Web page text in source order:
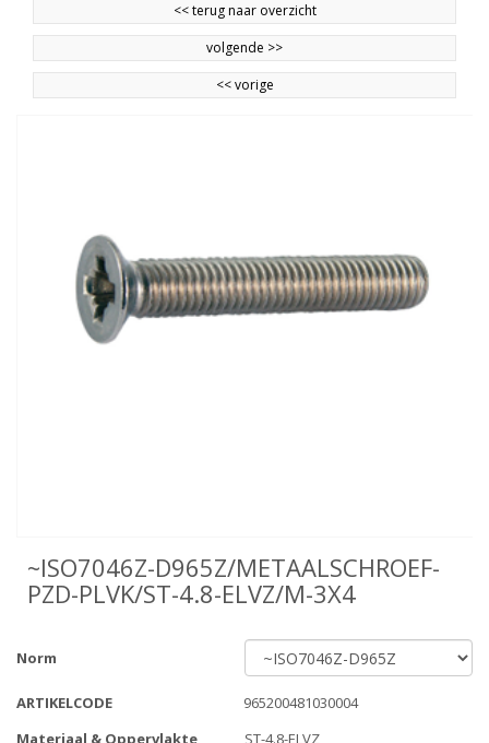
<<terug naar overzicht
volgende >>
<<vorige
~ISO7046Z-D965Z/METAALSCHROEF-
PZD-PLVK/ST-4.8-ELVZ/M-3X4
Norm
ARTIKELCODE
965200481030004
Materiaal & Oppervlakte
ST-4.8-ELVZ